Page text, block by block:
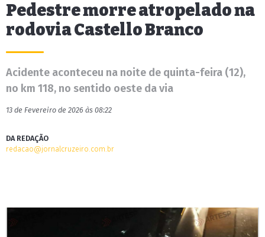
Pedestre morre atropelado na
rodovia Castello Branco
Acidente aconteceu na noite de quinta-feira (12),
no km 118, no sentido oeste da via
13 de Fevereiro de 2026 às 08:22
DA REDAÇÃO
redacao@jornalcruzeiro.com.br